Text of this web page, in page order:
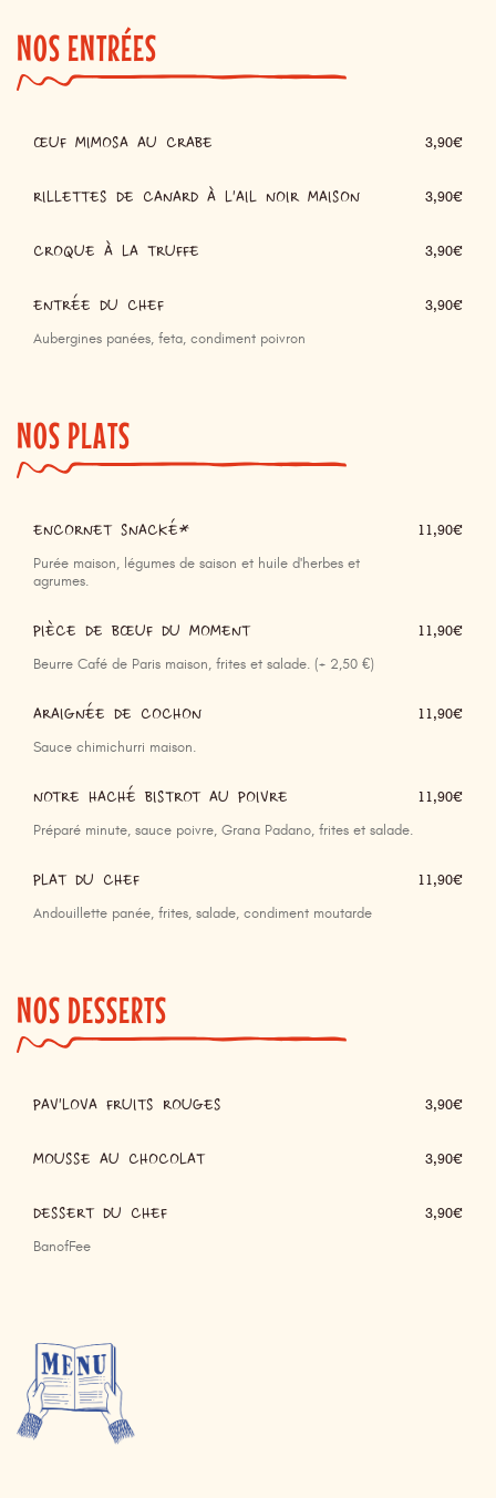
NOS ENTRÉES
ŒUF MIMOSA AU CRABE 3,90€
RILLETTES DE CANARD À L'AIL NOIR MAISON 3,90€
CROQUE À LA TRUFFE 3,90€
ENTRÉE DU CHEF
Aubergines panées, feta, condiment poivron
3,90€
NOS PLATS
ENCORNET SNACKÉ*
Purée maison, légumes de saison et huile d'herbes et
agrumes.
11,90€
PIÈCE DE BŒUF DU MOMENT
Beurre Café de Paris maison, frites et salade. (+ 2,50 €)
11,90€
ARAIGNÉE DE COCHON
Sauce chimichurri maison.
11,90€
NOTRE HACHÉ BISTROT AU POIVRE
Préparé minute, sauce poivre, Grana Padano, frites et salade.
11,90€
PLAT DU CHEF
Andouillette panée, frites, salade, condiment moutarde
11,90€
NOS DESSERTS
PAV'LOVA FRUITS ROUGES 3,90€
MOUSSE AU CHOCOLAT 3,90€
DESSERT DU CHEF
BanofFee
3,90€